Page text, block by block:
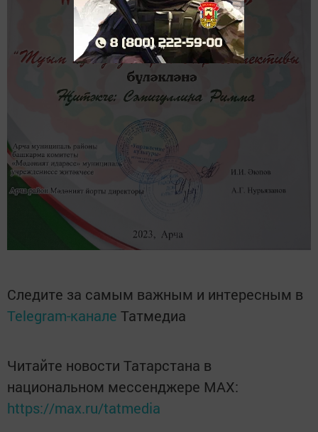
Следите за самым важным и интересным в
Telegram-канале Татмедиа
Читайте новости Татарстана в
национальном мессенджере MАХ:
https://max.ru/tatmedia